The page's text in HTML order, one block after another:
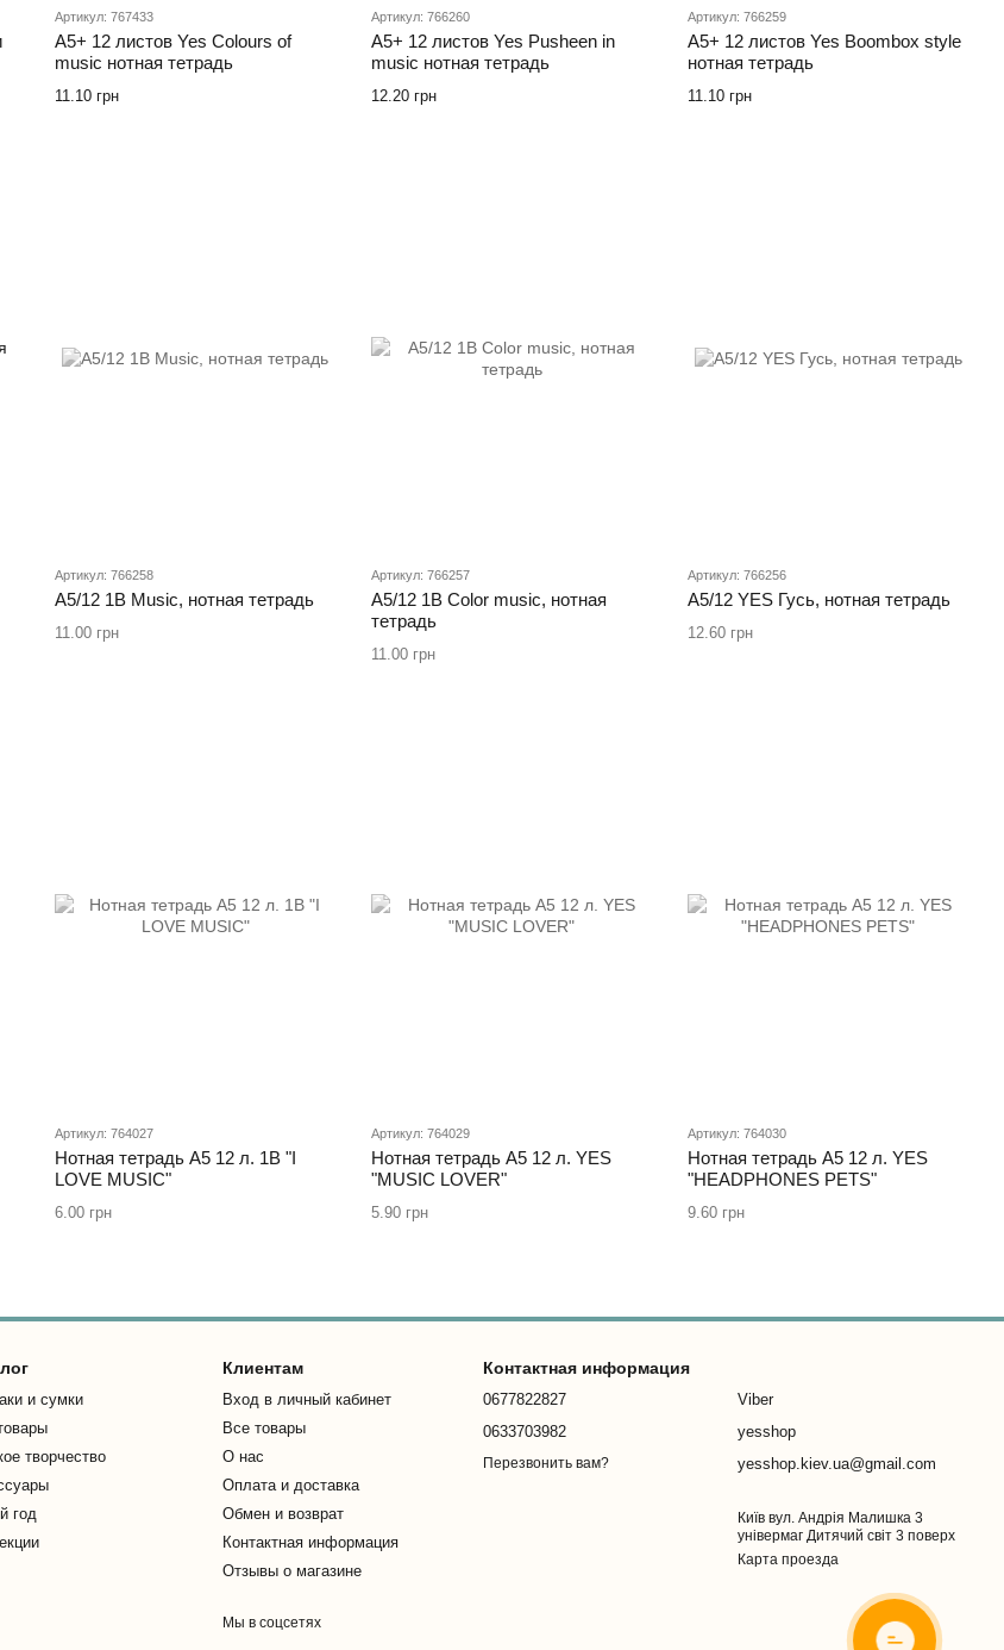
Артикул: 767433
А5+ 12 листов Yes Colours of
music нотная тетрадь
11.10 грн
Артикул: 766260
А5+ 12 листов Yes Pusheen in
music нотная тетрадь
12.20 грн
Артикул: 766259
А5+ 12 листов Yes Boombox style
нотная тетрадь
11.10 грн
Артикул: 766258
А5/12 1В Music, нотная тетрадь
11.00 грн
Артикул: 766257
А5/12 1В Color music, нотная
тетрадь
11.00 грн
Артикул: 766256
А5/12 YES Гусь, нотная тетрадь
12.60 грн
Артикул: 764027
Нотная тетрадь А5 12 л. 1В "I
LOVE MUSIC"
6.00 грн
Артикул: 764029
Нотная тетрадь А5 12 л. YES
"MUSIC LOVER"
5.90 грн
Артикул: 764030
Нотная тетрадь А5 12 л. YES
"HEADPHONES PETS"
9.60 грн
и сумки
творчество
год
Клиентам
Вход в личный кабинет
Все товары
О нас
Оплата и доставка
Обмен и возврат
Контактная информация
Отзывы о магазине
Мы в соцсетях
Контактная информация
0677822827
0633703982
Перезвонить вам?
Viber
yesshop
yesshop.kiev.ua@gmail.com
Київ вул. Андрія Малишка 3
універмаг Дитячий світ 3 поверх
Карта проезда
ОНЛАЙН
ЧАТ